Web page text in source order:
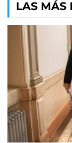
LAS MÁS